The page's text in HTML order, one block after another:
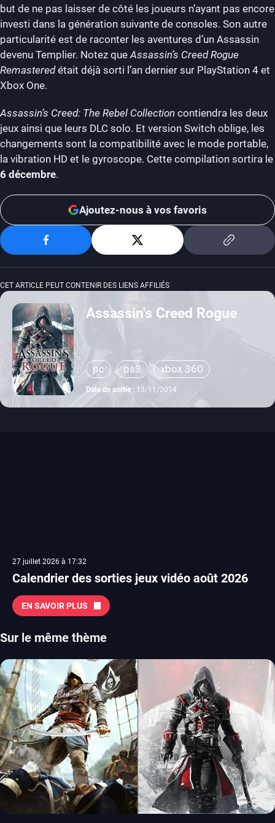
but de ne pas laisser de côté les joueurs n’ayant pas encore
investi dans la génération suivante de consoles. Son autre
particularité est de raconter les aventures d’un Assassin
devenu Templier. Notez queAssassin’s Creed Rogue
Remasteredétait déjà sorti l’an dernier sur PlayStation 4 et
Xbox One.
Assassin’s Creed: The Rebel Collection contiendra les deux
jeux ainsi que leurs DLC solo. Et version Switch oblige, les
changements sont la compatibilité avec le mode portable,
la vibration HD et le gyroscope. Cette compilation sortira le
6 décembre.
Ajoutez-nous à vos favoris
CET ARTICLE PEUT CONTENIR DES LIENS AFFILIÉS
Assassin's Creed Rogue
pc ps3 xbox 360
Date de sortie : 13/11/2014
27 juillet 2026 à 17:32
Calendrier des sorties jeux vidéo août 2026
EN SAVOIR PLUS
Sur le même thème